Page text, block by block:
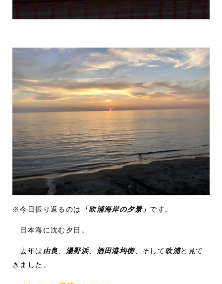
※今日振り返るのは 「吹浦海岸の夕景」 です。
日本海に沈む夕日。
去年は 由良、 湯野浜、 酒田港均衡、そして吹浦と見て
きました。